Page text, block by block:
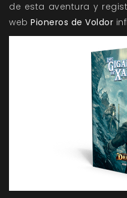
de esta aventura y
web Pioneros de Voldor